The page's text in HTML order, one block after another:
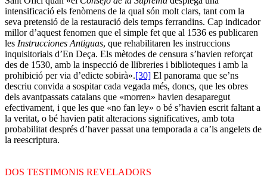
intensificació els fenòmens de la qual són molt clars, tant com la
seva pretensió de la restauració dels temps ferrandins. Cap indicador
millor d’aquest fenomen que el simple fet que al 1536 es publicaren
les Instrucciones Antiguas, que rehabilitaren les instruccions
inquisitorials d’En Deça. Els mètodes de censura s’havien reforçat
des de 1530, amb la inspecció de llibreries i biblioteques i amb la
prohibició per via d’edicte sobirà».[30] El panorama que se’ns
descriu convida a sospitar cada vegada més, doncs, que les obres
dels avantpassats catalans que «morren» havien desaparegut
efectivament, i que les que «no fan ley» o bé s’havien escrit faltant a
la veritat, o bé havien patit alteracions significatives, amb tota
probabilitat després d’haver passat una temporada a ca’ls angelets de
la reescriptura.
DOS TESTIMONIS REVELADORS